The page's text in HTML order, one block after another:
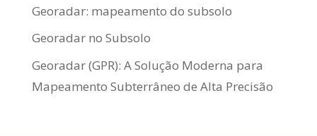
Georadar: mapeamento do subsolo
Georadar no Subsolo
Georadar (GPR): A Solução Moderna para
Mapeamento Subterrâneo de Alta Precisão